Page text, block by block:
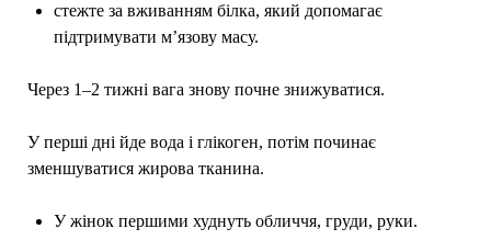
стежте за вживанням білка, який допомагає
підтримувати м’язову масу.
Через 1–2 тижні вага знову почне знижуватися.
У перші дні йде вода і глікоген, потім починає
зменшуватися жирова тканина.
У жінок першими худнуть обличчя, груди, руки.